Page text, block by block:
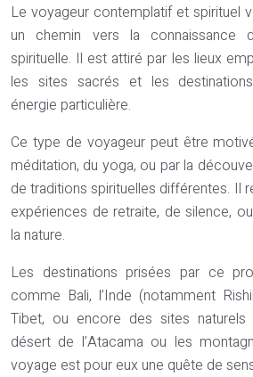
Le voyageur contemplatif et spirituel
un chemin vers la connaissance
spirituelle. Il est attiré par les lieux
les sites sacrés et les
énergie particulière.
Ce type de voyageur peut être
méditation, du yoga, ou par la
de traditions spirituelles différentes. Il
expériences de retraite, de silence,
la nature.
Les destinations prisées par ce
comme Bali, l’Inde (notamment
Tibet, ou encore des sites
désert de l’Atacama ou les
voyage est pour eux une quête de